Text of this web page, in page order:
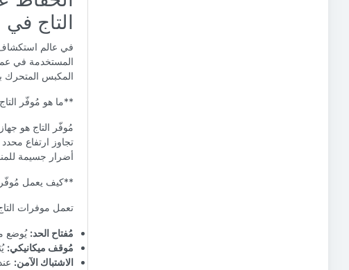
التاج في
في عالم استكشاف
المستخدمة في
المكبس المتحرك
**ما هو مُوفّر
مُوفّر التاج هو
تجاوز ارتفاع
أضرار جسيمة
**كيف يعمل مُوفّر
تعمل موفرات
مُفتاح الحد: يُوضع
مُوقف ميكانيكي:
الاشتباك الآمن: